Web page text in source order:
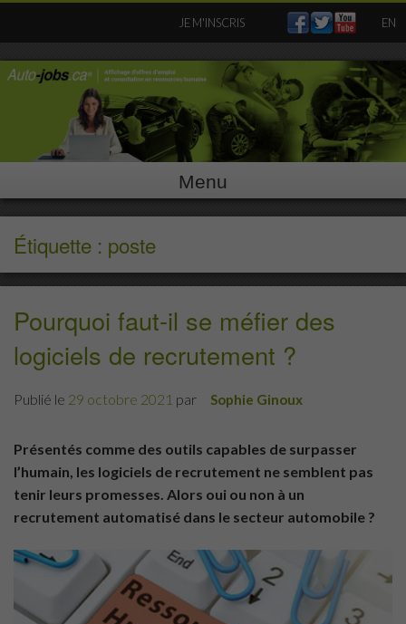
JE M'INSCRIS EN
Menu
Étiquette : poste
Pourquoi faut-il se méfier des
logiciels de recrutement ?
Publié le 29 octobre 2021 par Sophie Ginoux
Présentés comme des outils capables de surpasser
l’humain, les logiciels de recrutement ne semblent pas
tenir leurs promesses. Alors oui ou non à un
recrutement automatisé dans le secteur automobile ?